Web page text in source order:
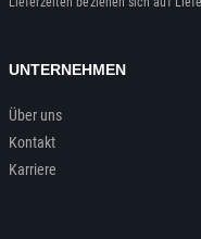
UNTERNEHMEN
Über uns
Kontakt
Karriere